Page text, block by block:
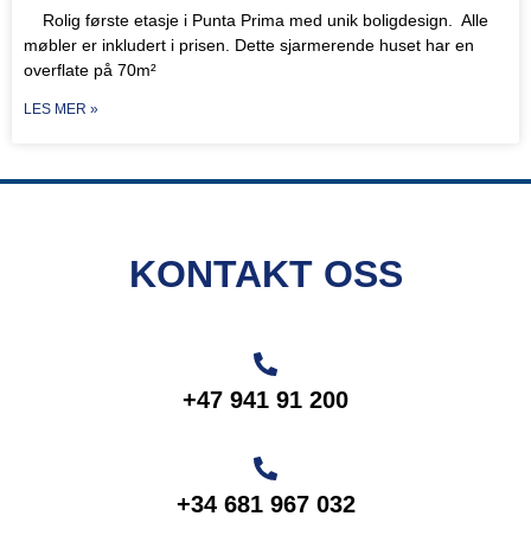
Rolig første etasje i Punta Prima med unik boligdesign. Alle
møbler er inkludert i prisen. Dette sjarmerende huset har en
overflate på 70m²
LES MER »
KONTAKT OSS
+47 941 91 200
+34 681 967 032